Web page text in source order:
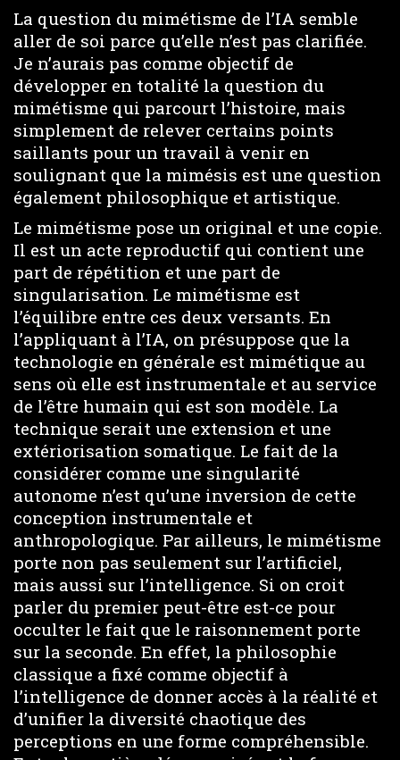
La question du mimétisme de l’IA semble
aller de soi parce qu’elle n’est pas clarifiée.
Je n’aurais pas comme objectif de
développer en totalité la question du
mimétisme qui parcourt l’histoire, mais
simplement de relever certains points
saillants pour un travail à venir en
soulignant que la mimésis est une question
également philosophique et artistique.
Le mimétisme pose un original et une copie.
Il est un acte reproductif qui contient une
part de répétition et une part de
singularisation. Le mimétisme est
l’équilibre entre ces deux versants. En
l’appliquant à l’IA, on présuppose que la
technologie en générale est mimétique au
sens où elle est instrumentale et au service
de l’être humain qui est son modèle. La
technique serait une extension et une
extériorisation somatique. Le fait de la
considérer comme une singularité
autonome n’est qu’une inversion de cette
conception instrumentale et
anthropologique. Par ailleurs, le mimétisme
porte non pas seulement sur l’artificiel,
mais aussi sur l’intelligence. Si on croit
parler du premier peut-être est-ce pour
occulter le fait que le raisonnement porte
sur la seconde. En effet, la philosophie
classique a fixé comme objectif à
l’intelligence de donner accès à la réalité et
d’unifier la diversité chaotique des
perceptions en une forme compréhensible.